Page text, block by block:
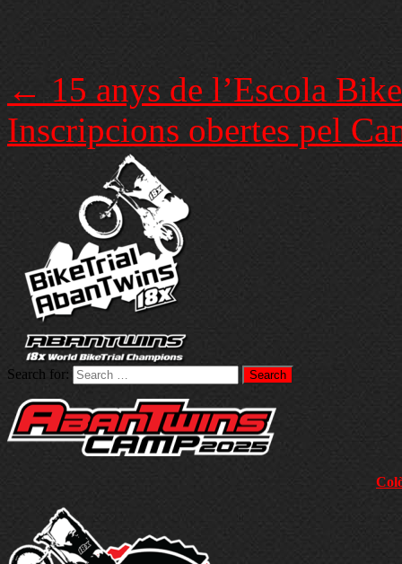
navigation
← 15 anys de l’Escola
Inscripcions obertes pel
Search for: